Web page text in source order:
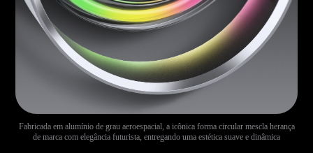
Fabricada em alumínio de grau aeroespacial, a icônica forma circular mescla herança
de marca com elegância futurista, entregando uma estética suave e dinâmica